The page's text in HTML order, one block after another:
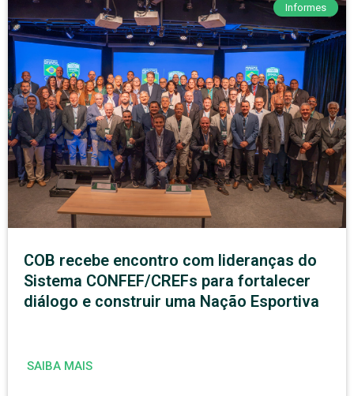
Informes
COB recebe encontro com lideranças do
Sistema CONFEF/CREFs para fortalecer
diálogo e construir uma Nação Esportiva
SAIBA MAIS